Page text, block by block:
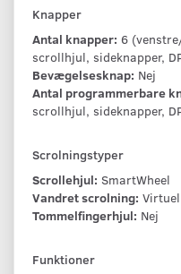
Knapper
Antal knapper: 6
scrollhjul, sideknapper,
Bevægelsesknap: Nej
Antal programmerbare
scrollhjul, sideknapper,
Scrolningstyper
Scrollehjul: SmartWheel
Vandret scrolning: Virtuel
Tommelfingerhjul: Nej
Funktioner